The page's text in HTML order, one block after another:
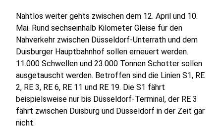
Nahtlos weiter gehts zwischen dem 12. April und 10.
Mai. Rund sechseinhalb Kilometer Gleise für den
Nahverkehr zwischen Düsseldorf-Unterrath und dem
Duisburger Hauptbahnhof sollen erneuert werden.
11.000 Schwellen und 23.000 Tonnen Schotter sollen
ausgetauscht werden. Betroffen sind die Linien S1, RE
2, RE 3, RE 6, RE 11 und RE 19. Die S1 fährt
beispielsweise nur bis Düsseldorf-Terminal, der RE 3
fährt zwischen Duisburg und Düsseldorf in der Zeit gar
nicht.